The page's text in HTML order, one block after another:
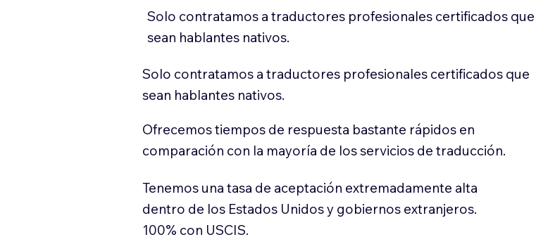
Solo contratamos a traductores profesionales certificados que
sean hablantes nativos.
Solo contratamos a traductores profesionales certificados que
sean hablantes nativos.
Ofrecemos tiempos de respuesta bastante rápidos en
comparación con la mayoría de los servicios de traducción.
Tenemos una tasa de aceptación extremadamente alta
dentro de los Estados Unidos y gobiernos extranjeros.
100% con USCIS.